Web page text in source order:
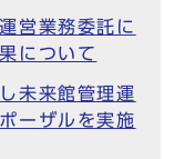
営業務委託に
について
未来館管理運
ーザルを実施